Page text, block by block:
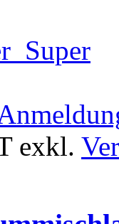
exkl.